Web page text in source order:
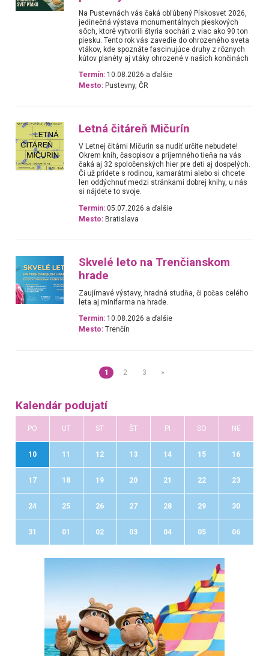
Na Pustevnách vás čaká obľúbený Pískosvet 2026,
jedinečná výstava monumentálnych pieskových
sôch, ktoré vytvorili štyria sochári z viac ako 90 ton
piesku. Tento rok vás zavedie do ohrozeného sveta
vtákov, kde spoznáte fascinujúce druhy z rôznych
kútov planéty aj vtáky ohrozené v našich končinách
Termín: 10.08.2026 a ďalšie
Mesto: Pustevny, ČR
Letná čitáreň Mičurín
V Letnej čitárni Mičurin sa nudiť určite nebudete!
Okrem kníh, časopisov a príjemného tieňa na vás
čaká aj 32 spoločenských hier pre deti aj dospelých.
Či už prídete s rodinou, kamarátmi alebo si chcete
len oddýchnuť medzi stránkami dobrej knihy, u nás
si nájdete to svoje.
Termín: 05.07.2026 a ďalšie
Mesto: Bratislava
Skvelé leto na Trenčianskom
hrade
Zaujímavé výstavy, hradná studňa, či počas celého
leta aj minifarma na hrade.
Termín: 10.08.2026 a ďalšie
Mesto: Trenčín
1 2 3 »
Kalendár podujatí
PO UT ST ŠT PI SO NE
10 11 12 13 14 15 16
17 18 19 20 21 22 23
24 25 26 27 28 29 30
31 01 02 03 04 05 06